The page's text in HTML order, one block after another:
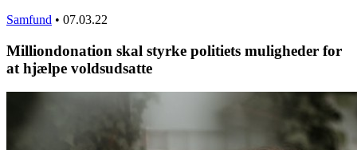
Samfund • 07.03.22
Milliondonation skal styrke politiets muligheder for
at hjælpe voldsudsatte